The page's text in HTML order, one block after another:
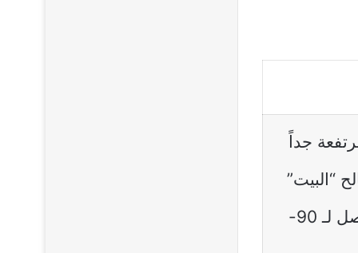
جداً
“البيت”
(House Edge) بنسب تصل لـ 90-